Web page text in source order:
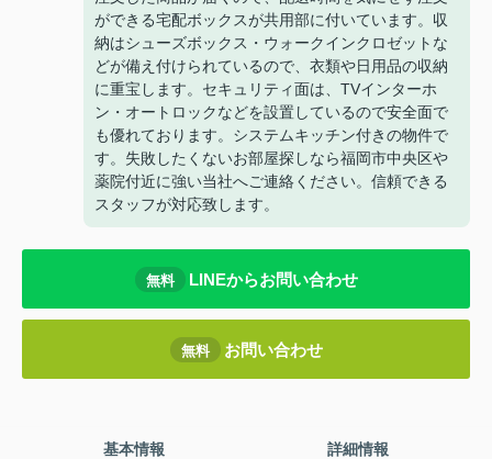
ができる宅配ボックスが共用部に付いています。収
納はシューズボックス・ウォークインクロゼットな
どが備え付けられているので、衣類や日用品の収納
に重宝します。セキュリティ面は、TVインターホ
ン・オートロックなどを設置しているので安全面で
も優れております。システムキッチン付きの物件で
す。失敗したくないお部屋探しなら福岡市中央区や
薬院付近に強い当社へご連絡ください。信頼できる
スタッフが対応致します。
無料 LINEからお問い合わせ
無料 お問い合わせ
基本情報 詳細情報